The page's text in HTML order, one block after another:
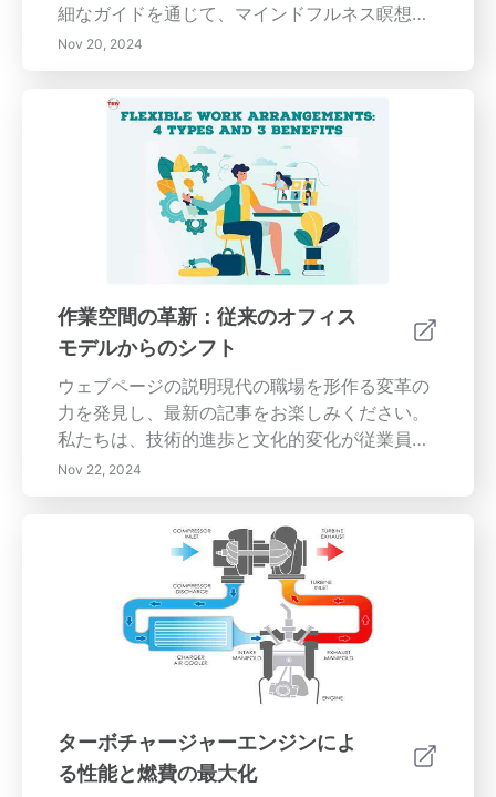
細なガイドを通じて、マインドフルネス瞑想の
変革的な力を発見してください。この古代の実
践がストレスや不安を減少させ、集中力と感情
調整を改善することによってメンタルウェルビ
ーイングをどのように高めるかを探ります。定
期的な瞑想の科学的利益と、身体的および精神
的健康へのポジティブな影響を学びましょう。
より豊かでバランスの取れた生活を育むための
マインドフルネスの旅に参加しましょう。
Nov 20, 2024
作業空間の革新：従来のオフィス
モデルからのシフト
ウェブページの説明現代の職場を形作る変革の
力を発見し、最新の記事をお楽しみください。
私たちは、技術的進歩と文化的変化が従業員の
期待に与える影響を探求し、リモートおよび柔
軟な働き方の台頭を強調します。新しい技術に
のようにワークライフバランス、持続可能性、
コスト効率を優先しているかを学びましょう。
多様でハイブリッドな作業環境におけるコラボ
レーションとコミュニケーションを維持する課
題を理解してください。従業員のウェルビーイ
ングと包摂性、創造性を促進する革新的なデザ
インに焦点を当てて、作業空間の未来を見つめ
ましょう。この進化する環境において、あなた
の組織の成功を定義する重要なトレンドを常に
把握しましょう。
Nov 22, 2024
ターボチャージャーエンジンによ
る性能と燃費の最大化